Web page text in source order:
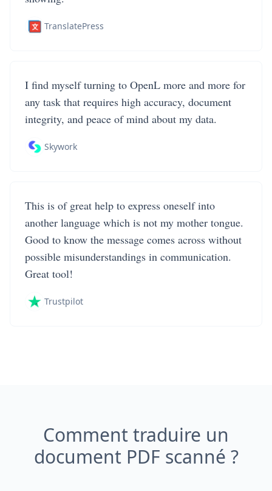
TranslatePress
I find myself turning to OpenL more and more for
any task that requires high accuracy, document
integrity, and peace of mind about my data.
Skywork
This is of great help to express oneself into
another language which is not my mother tongue.
Good to know the message comes across without
possible misunderstandings in communication.
Great tool!
Trustpilot
Comment traduire un
document PDF scanné ?